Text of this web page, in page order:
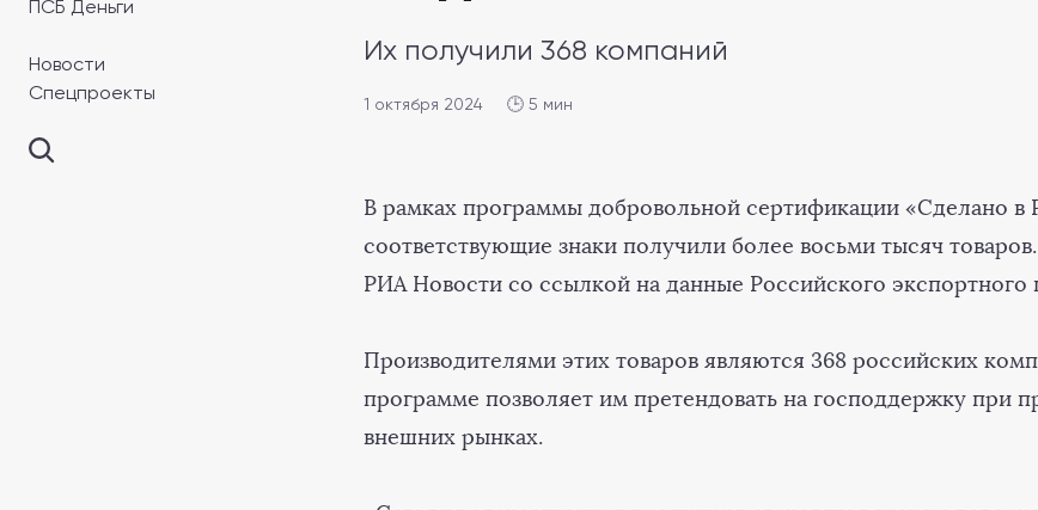
ПСБ Деньги
Новости
Спецпроекты
Их получили 368 компаний
1 октября 2024 🕒 5 мин
В рамках программы добровольной сертификации «Сделано в
соответствующие знаки получили более восьми тысяч
РИА Новости со ссылкой на данные Российского экспортного
Производителями этих товаров являются 368 российских
программе позволяет им претендовать на господдержку при
внешних рынках.